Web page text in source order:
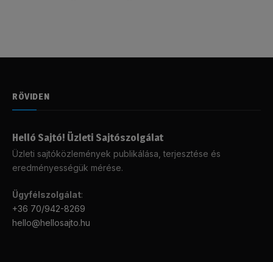
RÖVIDEN
Helló Sajtó! Üzleti Sajtószolgálat
Üzleti sajtóközlemények publikálása, terjesztése és
eredményességük mérése.
Ügyfélszolgálat:
+36 70/942-8269
hello@hellosajto.hu